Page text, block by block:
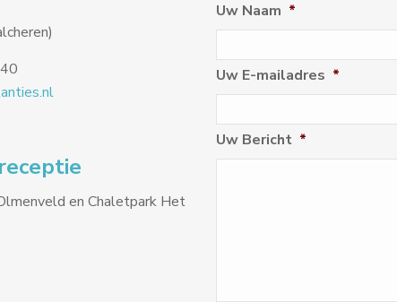
en Chaletpark Het
Uw Naam *
Uw E-mailadres *
Uw Bericht *